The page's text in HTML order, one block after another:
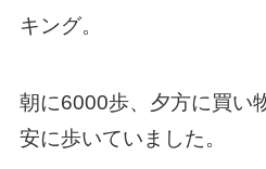
キング。
朝に6000歩、夕方に買い
安に歩いていました。